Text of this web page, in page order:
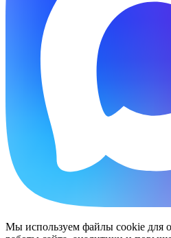
Мы используем файлы cookie для